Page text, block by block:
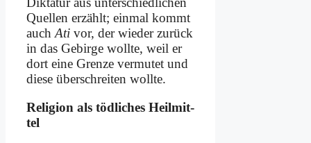
Quel­len er­zählt; ein­mal kommt
auch Ati vor, der wie­der zu­rück
in das Ge­bir­ge woll­te, weil er
dort ei­ne Gren­ze ver­mu­tet und
die­se über­schrei­ten woll­te.
Re­li­gi­on als töd­li­ches Heil­mit­
tel